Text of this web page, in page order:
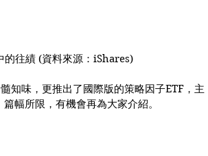
的往績 (資料來源：iShares)
知味，更推出了國際版的策略因子ETF，主
幅所限，有機會再為大家介紹。